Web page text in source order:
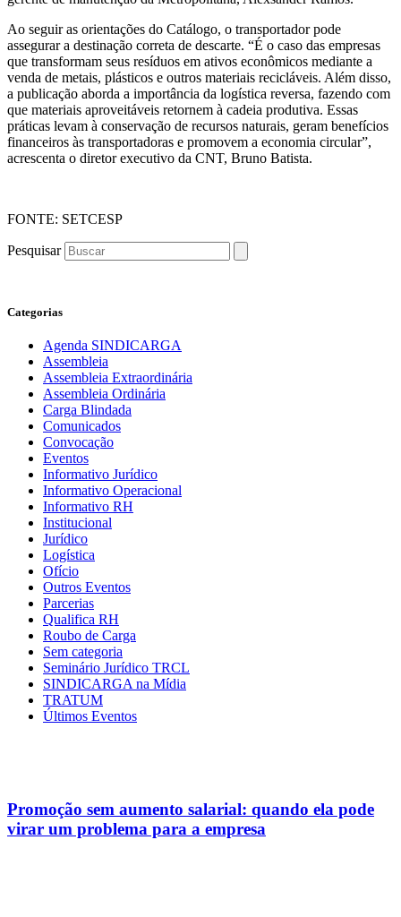
Ao seguir as orientações do Catálogo, o transportador pode
assegurar a destinação correta de descarte. “É o caso das empresas
que transformam seus resíduos em ativos econômicos mediante a
venda de metais, plásticos e outros materiais recicláveis. Além disso,
a publicação aborda a importância da logística reversa, fazendo com
que materiais aproveitáveis retornem à cadeia produtiva. Essas
práticas levam à conservação de recursos naturais, geram benefícios
financeiros às transportadoras e promovem a economia circular”,
acrescenta o diretor executivo da CNT, Bruno Batista.
FONTE: SETCESP
Pesquisar
Categorias
Agenda SINDICARGA
Assembleia
Assembleia Extraordinária
Assembleia Ordinária
Carga Blindada
Comunicados
Convocação
Eventos
Informativo Jurídico
Informativo Operacional
Informativo RH
Institucional
Jurídico
Logística
Ofício
Outros Eventos
Parcerias
Qualifica RH
Roubo de Carga
Sem categoria
Seminário Jurídico TRCL
SINDICARGA na Mídia
TRATUM
Últimos Eventos
Promoção sem aumento salarial: quando ela pode
virar um problema para a empresa